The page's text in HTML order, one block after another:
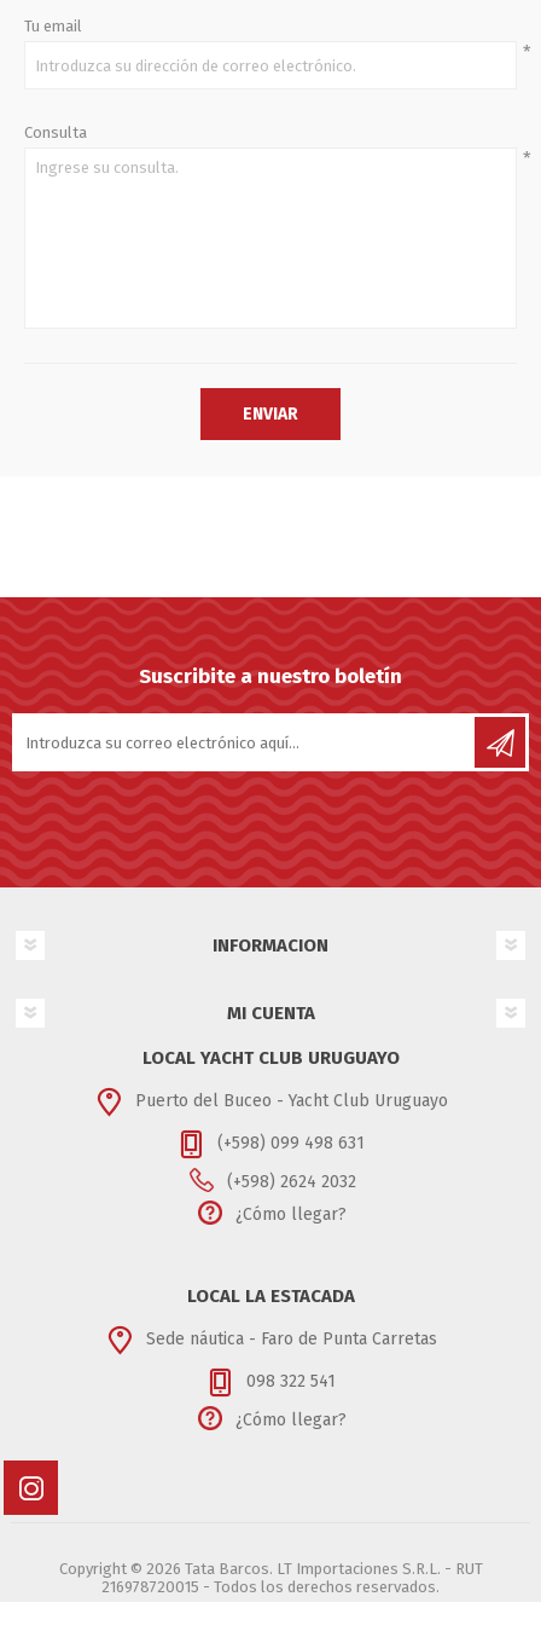
Tu email
*
Consulta
*
Suscribite a nuestro boletín
INFORMACION
MI CUENTA
LOCAL YACHT CLUB URUGUAYO
Puerto del Buceo - Yacht Club Uruguayo
(+598) 099 498 631
(+598) 2624 2032
¿Cómo llegar?
LOCAL LA ESTACADA
Sede náutica - Faro de Punta Carretas
098 322 541
¿Cómo llegar?
Copyright © 2026 Tata Barcos. LT Importaciones S.R.L. - RUT
216978720015 - Todos los derechos reservados.